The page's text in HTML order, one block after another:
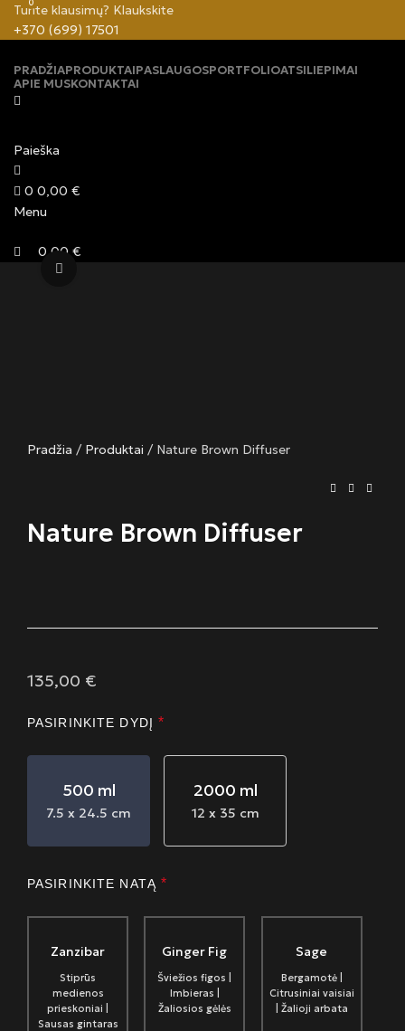
Turite klausimų? Klaukskite
+370 (699) 17501
PRADŽIAPRODUKTAIPASLAUGOSPORTFOLIOATSILIEPIMAI
APIE MUSKONTAKTAI
Paieška
0 0,00 €
Menu
0
0,00 €
Pradžia / Produktai / Nature Brown Diffuser
Nature Brown Diffuser
135,00 €
PASIRINKITE DYDĮ *
500 ml
7.5 x 24.5 cm
2000 ml
12 x 35 cm
PASIRINKITE NATĄ *
Zanzibar
Stiprūs
medienos
prieskoniai |
Sausas gintaras
Ginger Fig
Šviežios figos |
Imbieras |
Žaliosios gėlės
Sage
Bergamotė |
Citrusiniai vaisiai
| Žalioji arbata